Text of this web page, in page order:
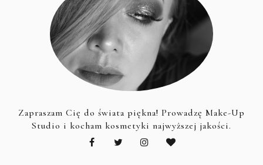
Zapraszam Cię do świata piękna! Prowadzę Make-Up
Studio i kocham kosmetyki najwyższej jakości.